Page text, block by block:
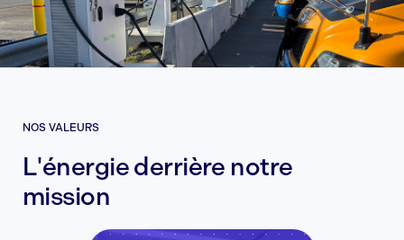
NOS VALEURS
L'énergie derrière notre
mission